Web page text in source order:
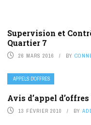
Supervision et
Quartier 7
26 MARS 2016 BY
APPELS D’OFFRES
Avis d’appel
13 FÉVRIER 2010 BY